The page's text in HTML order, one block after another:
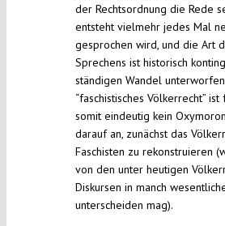
der Rechtsordnung die Rede
entsteht vielmehr jedes Mal
gesprochen wird, und die Art
Sprechens ist historisch
ständigen Wandel
“faschistisches Völkerrecht”
somit eindeutig kein
darauf an, zunächst das
Faschisten zu rekonstruieren
von den unter heutigen
Diskursen in manch
unterscheiden mag).